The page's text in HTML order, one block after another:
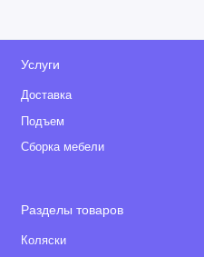
Услуги
Доставка
Подъем
Сборка мебели
Разделы товаров
Коляски